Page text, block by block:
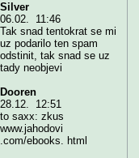
Silver
06.02. 11:46
Tak snad tentokrat se mi
uz podarilo ten spam
odstinit, tak snad se uz
tady neobjevi
Dooren
28.12. 12:51
to saxx: zkus
www.jahodovi
.com/ebooks. html